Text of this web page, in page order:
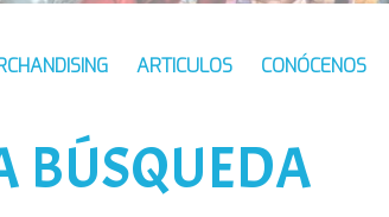
ARTICULOS CONÓCENOS
BÚSQUEDA